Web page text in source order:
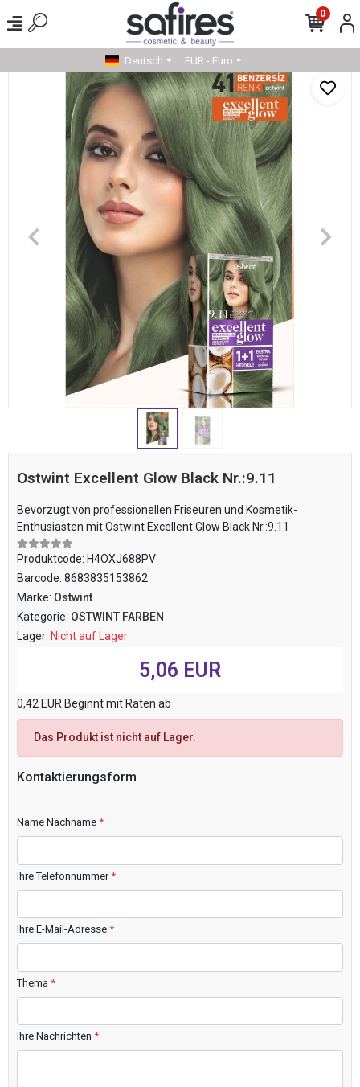
0
Deutsch EUR - Euro
Ostwint Excellent Glow Black Nr.:9.11
Bevorzugt von professionellen Friseuren und Kosmetik-
Enthusiasten mit Ostwint Excellent Glow Black Nr.:9.11
Produktcode: H4OXJ688PV
Barcode: 8683835153862
Marke: Ostwint
Kategorie: OSTWINT FARBEN
Lager: Nicht auf Lager
5,06 EUR
0,42 EUR Beginnt mit Raten ab
Das Produkt ist nicht auf Lager.
Kontaktierungsform
Name Nachname *
Ihre Telefonnummer*
Ihre E-Mail-Adresse *
Thema *
Ihre Nachrichten *